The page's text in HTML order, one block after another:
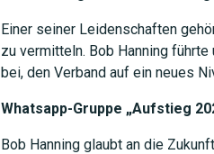
Einer seiner Leidenschaften
zu vermitteln. Bob Hanning
bei, den Verband auf ein neues
Whatsapp-Gruppe „Aufstieg
Bob Hanning glaubt an die